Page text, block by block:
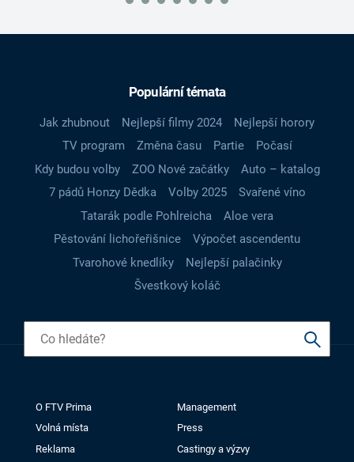
Populární témata
Jak zhubnout Nejlepší filmy 2024
Nejlepší horory
TV program
Změna času Partie
Počasí
Kdy budou volby
ZOO Nové začátky
Auto – katalog
7 pádů Honzy Dědka
Volby 2025
Svařené víno
Tatarák podle Pohlreicha
Aloe vera
Pěstování lichořeřišnice
Výpočet ascendentu
Tvarohové knedlíky
Nejlepší palačinky
Švestkový koláč
O FTV Prima
Management
Volná místa
Press
Reklama
Castingy a výzvy